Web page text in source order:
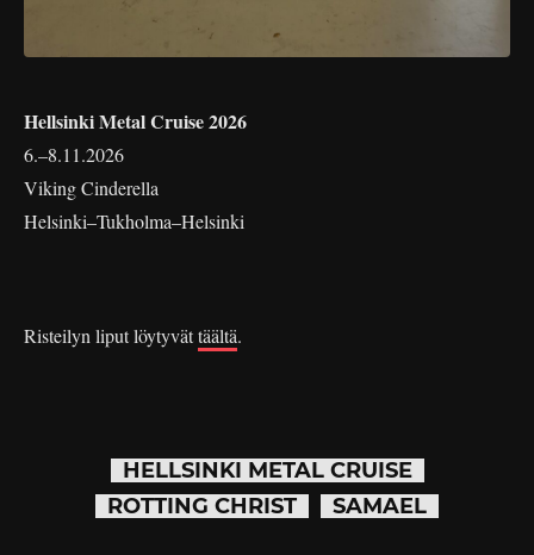
Hellsinki Metal Cruise 2026
6.–8.11.2026
Viking Cinderella
Helsinki–Tukholma–Helsinki
Risteilyn liput löytyvättäältä.
HELLSINKI METAL CRUISE
ROTTING CHRIST
SAMAEL